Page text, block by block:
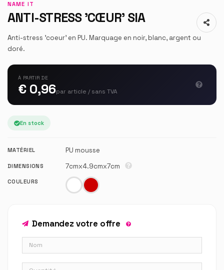
NAME IT
ANTI-STRESS 'CŒUR' SIA
Anti-stress 'coeur' en PU. Marquage en noir, blanc, argent ou
doré.
À PARTIR DE
€ 0,96par article / sans TVA
En stock
MATÉRIEL PU mousse
DIMENSIONS 7cmx4.9cmx7cm
COULEURS
Demandez votre offre